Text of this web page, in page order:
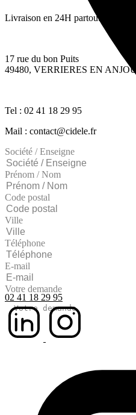
Livraison en 24H partout en France
17 rue du bon Puits
49480, VERRIERES EN ANJOU
Tel : 02 41 18 29 95
Mail : contact@cidele.fr
Société / Enseigne
Prénom / Nom
Code postal
Ville
Téléphone
E-mail
Votre demande
02 41 18 29 95